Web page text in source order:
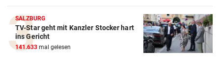
SALZBURG
TV-Star geht mit Kanzler Stocker hart
ins Gericht
141.633 mal gelesen
ZUM VERGLEICH
Elektro-Scooter Vergleich
ZUM VERGLEICH